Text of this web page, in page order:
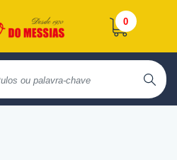
0